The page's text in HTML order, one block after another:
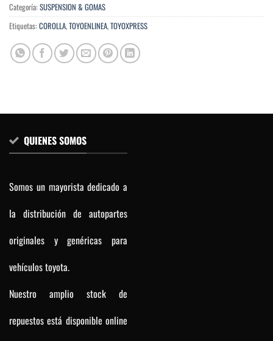
Categoría: SUSPENSION & GOMAS
Etiquetas: COROLLA,TOYOENLINEA,TOYOXPRESS
QUIENES SOMOS
Somos un mayorista dedicado a
la distribución de autopartes
originales y genéricas para
vehículos toyota.
Nuestro amplio stock de
repuestos está disponible online